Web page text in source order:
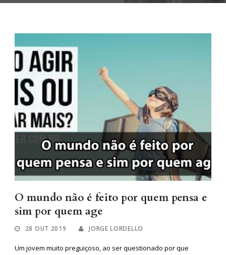
O mundo não é feito por quem pensa e
sim por quem age
28 OUT 2019 JORGE LORDELLO
Um jovem muito preguiçoso, ao ser questionado por que